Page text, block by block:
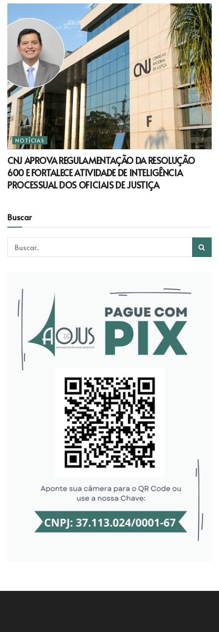
NOTÍCIAS
CNJ APROVA REGULAMENTAÇÃO DA RESOLUÇÃO
600 E FORTALECE ATIVIDADE DE INTELIGÊNCIA
PROCESSUAL DOS OFICIAIS DE JUSTIÇA
Buscar